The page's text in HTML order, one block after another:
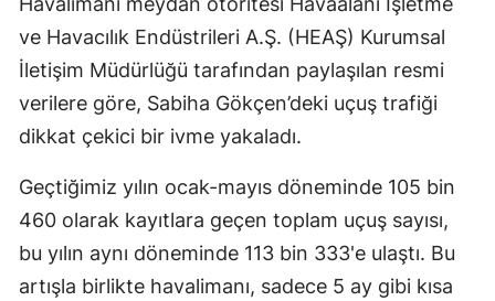
ve Havacılık Endüstrileri A.Ş. (HEAŞ) Kurumsal
İletişim Müdürlüğü tarafından paylaşılan resmi
verilere göre, Sabiha Gökçen’deki uçuş trafiği
dikkat çekici bir ivme yakaladı.
Geçtiğimiz yılın ocak-mayıs döneminde 105 bin
460 olarak kayıtlara geçen toplam uçuş sayısı,
bu yılın aynı döneminde 113 bin 333'e ulaştı. Bu
artışla birlikte havalimanı, sadece 5 ay gibi kısa